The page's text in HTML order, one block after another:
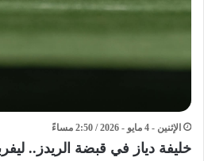
الإثنين - 4 مايو - 2026 / 2:50 مساءً